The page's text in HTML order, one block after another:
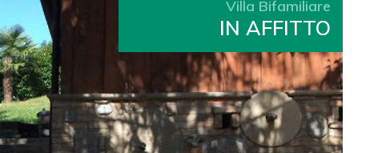
Villa Bifamiliare
IN AFFITTO